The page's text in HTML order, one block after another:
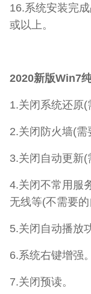
16.系统安装完
或以上。
2020新版Win7
1.关闭系统还原(
2.关闭防火墙(需
3.关闭自动更新(
4.关闭不常用服
无线等(不需要
5.关闭自动播放
6.系统右键增强。
7.关闭预读。